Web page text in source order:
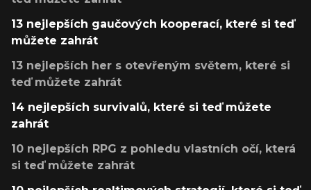
13 nejlepších gaučových kooperací, které si teď
můžete zahrát
13 nejlepších her s otevřeným světem, které si
teď můžete zahrát
14 nejlepších survivalů, které si teď můžete
zahrát
10 nejlepších RPG z pohledu vlastních očí, která
si teď můžete zahrát